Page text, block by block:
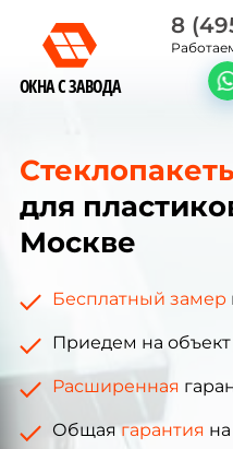
ОКНА С ЗАВОДА
8
для
Москве
Бесплатный замер
Приедем на объект
Расширенная
Общаягарантия